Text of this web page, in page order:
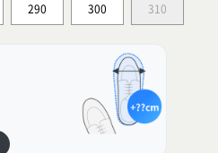
290 300 310